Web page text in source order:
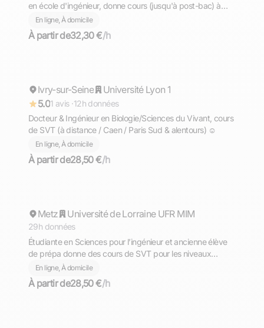
en école d'ingénieur, donne cours (jusqu'à post-bac) à
Paris/Maisons-Alfort (ex-prepa BCPST)
En ligne, À domicile
À partir de32,30 €/h
Répond rapidement
Ivry-sur-Seine
Université Lyon 1
5.01 avis ·12h données
Docteur & Ingénieur en Biologie/Sciences du Vivant, cours
de SVT (à distance / Caen / Paris Sud & alentours) ☺️
En ligne, À domicile
À partir de28,50 €/h
Répond rapidement
Metz Université de Lorraine UFR MIM
29h données
Étudiante en Sciences pour l’ingénieur et ancienne élève
de prépa donne des cours de SVT pour les niveaux
collège et lycée en ligne et dans le secteur de Metz
En ligne, À domicile
À partir de28,50 €/h